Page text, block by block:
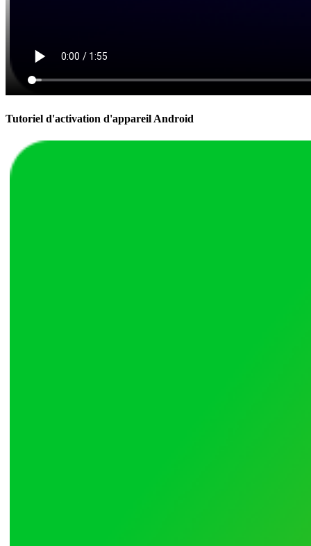
Tutoriel d'activation d'appareil Android